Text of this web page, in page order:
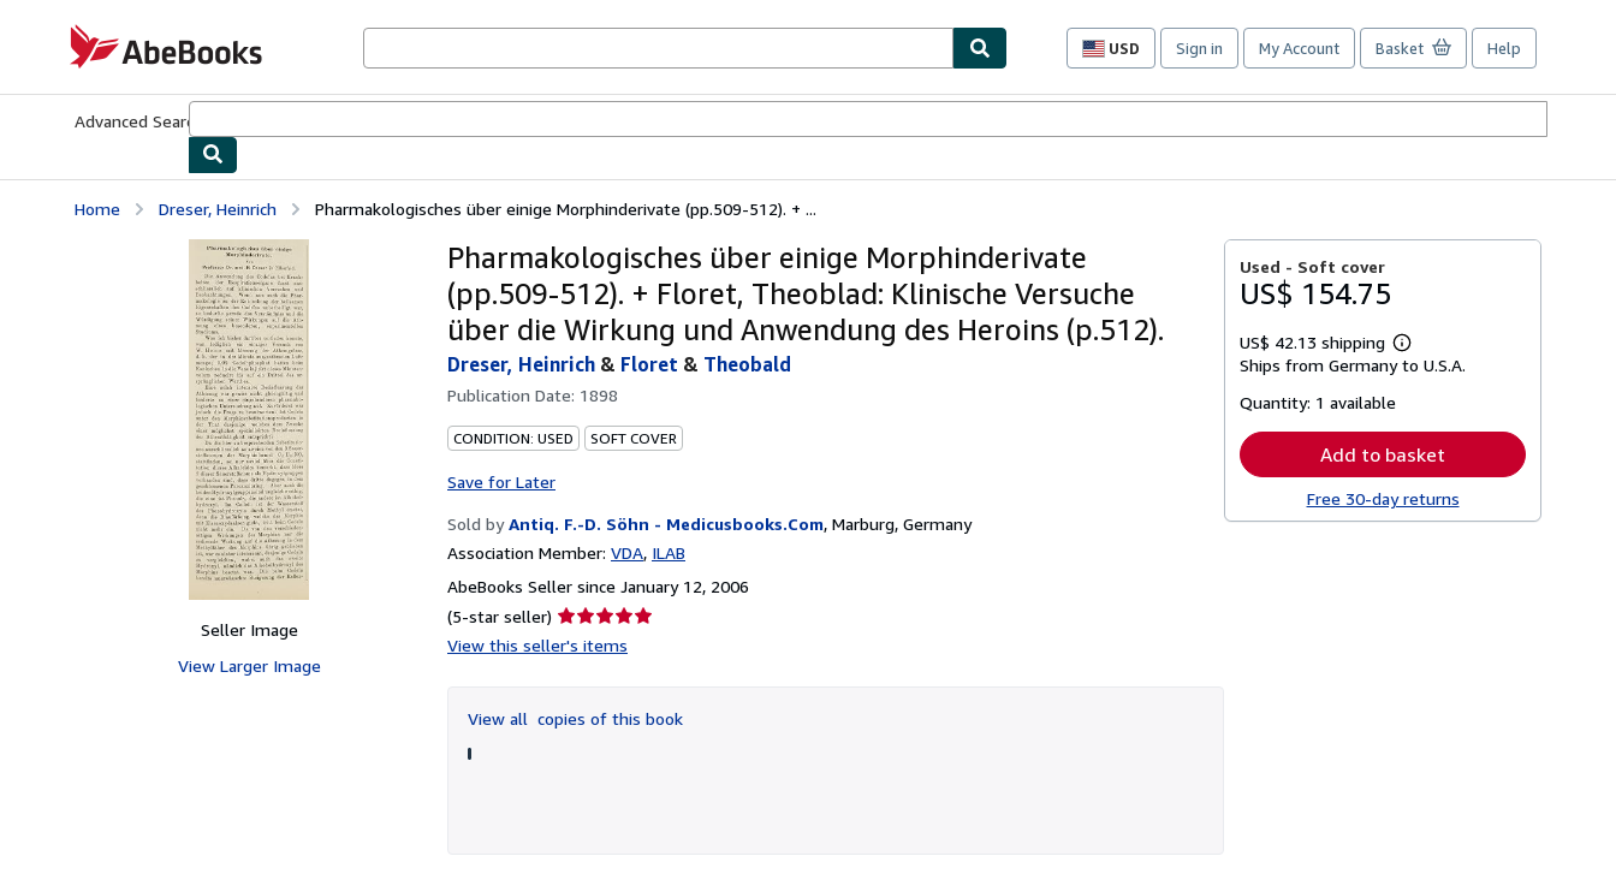
AbeBooks.com
USD
Site
preferences
Sign in My Account Basket Help
Advanced Search
Home Dreser, Heinrich Pharmakologisches über einige Morphinderivate (pp.509-512). + ...
Seller Image
View Larger Image
Pharmakologisches über einige Morphinderivate
(pp.509-512). + Floret, Theoblad: Klinische Versuche
über die Wirkung und Anwendung des Heroins (p.512).
Dreser, Heinrich & Floret & Theobald
Publication Date: 1898
CONDITION: USED SOFT COVER
Save for Later
Sold by Antiq. F.-D. Söhn - Medicusbooks.Com, Marburg, Germany
Association Member: VDA ILAB
AbeBooks Seller since January 12, 2006
(5-star seller) Seller
rating
of
5
View this seller's items
View all copies of this book
Used - Soft cover
US$ 154.75
US$ 42.13 shipping
Learn
more
Ships from Germany to U.S.A.
Quantity: 1 available
Add to basket
Free 30-day returns